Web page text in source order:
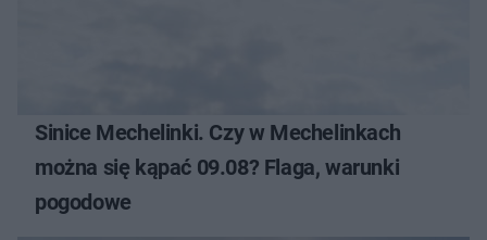
Sinice Mechelinki. Czy w Mechelinkach
można się kąpać 09.08? Flaga, warunki
pogodowe